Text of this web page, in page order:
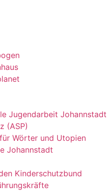
Jugendarbeit Johannstadt
(ASP)
Wörter und Utopien
Johannstadt
Kinderschutzbund